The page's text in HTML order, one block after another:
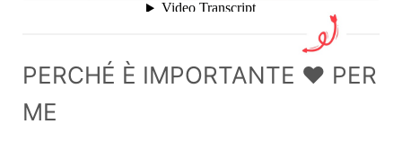
PERCHÉ È IMPORTANTE ❤️ PER
ME